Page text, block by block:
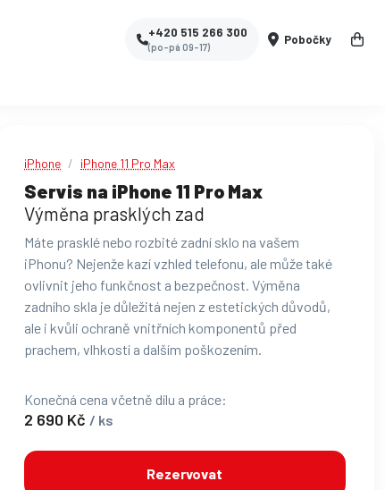
+420 515 266 300
(po-pá 09-17)
Pobočky
iPhone iPhone 11 Pro Max
Servis na iPhone 11 Pro Max
Výměna prasklých zad
Máte prasklé nebo rozbité zadní sklo na vašem
iPhonu? Nejenže kazí vzhled telefonu, ale může také
ovlivnit jeho funkčnost a bezpečnost. Výměna
zadního skla je důležitá nejen z estetických důvodů,
ale i kvůli ochraně vnitřních komponentů před
prachem, vlhkostí a dalším poškozením.
Konečná cena včetně dílu a práce:
2 690 Kč / ks
Rezervovat